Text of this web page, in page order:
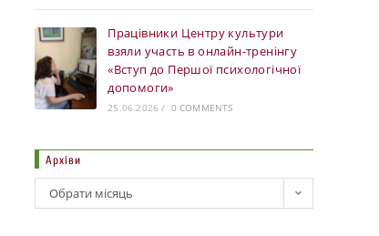
Працівники Центру культури
взяли участь в онлайн-тренінгу
«Вступ до Першої психологічної
допомоги»
25.06.2026 / 0 COMMENTS
Архіви
Обрати місяць